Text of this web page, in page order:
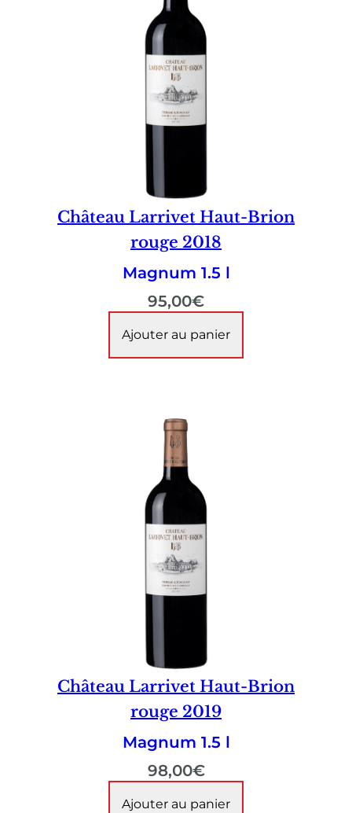
Château Larrivet Haut-Brion
rouge 2018
Magnum 1.5 l
95,00€
Ajouter au panier
Château Larrivet Haut-Brion
rouge 2019
Magnum 1.5 l
98,00€
Ajouter au panier